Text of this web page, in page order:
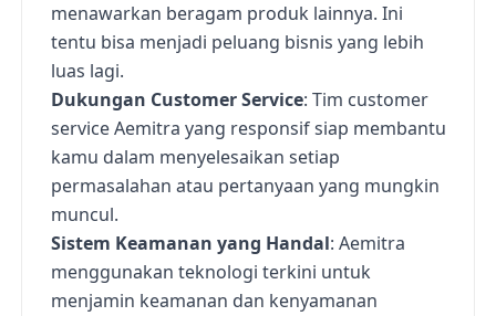
menawarkan beragam produk lainnya. Ini
tentu bisa menjadi peluang bisnis yang lebih
luas lagi.
Dukungan Customer Service: Tim customer
service Aemitra yang responsif siap membantu
kamu dalam menyelesaikan setiap
permasalahan atau pertanyaan yang mungkin
muncul.
Sistem Keamanan yang Handal: Aemitra
menggunakan teknologi terkini untuk
menjamin keamanan dan kenyamanan